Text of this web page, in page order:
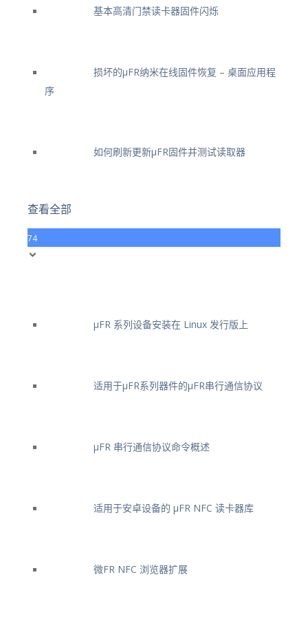
基本高清门禁读卡器固件闪烁
损坏的μFR纳米在线固件恢复 – 桌面应用程
序
如何刷新更新μFR固件并测试读取器
查看全部
74
μFR 系列设备安装在 Linux 发行版上
适用于μFR系列器件的μFR串行通信协议
μFR 串行通信协议命令概述
适用于安卓设备的 μFR NFC 读卡器库
微FR NFC 浏览器扩展